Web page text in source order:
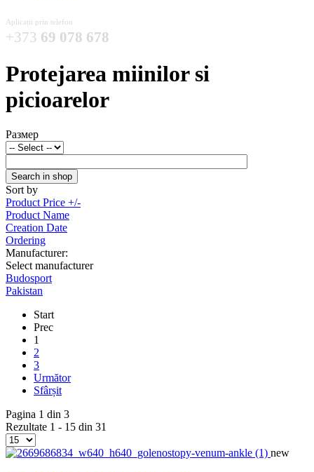
Aplicații prin telefon
+373 69 078 678
Protejarea miinilor si
picioarelor
Размер
Sort by
Product Price +/-
Product Name
Creation Date
Ordering
Manufacturer:
Select manufacturer
Budosport
Pakistan
Start
Prec
1
2
3
Următor
Sfârșit
Pagina 1 din 3
Rezultate 1 - 15 din 31
new